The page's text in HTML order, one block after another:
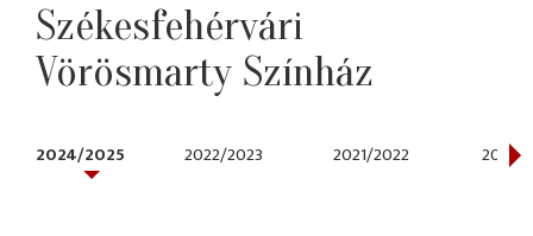
Székesfehérvári
Vörösmarty Színház
2024/2025 2022/2023 2021/2022 2020/